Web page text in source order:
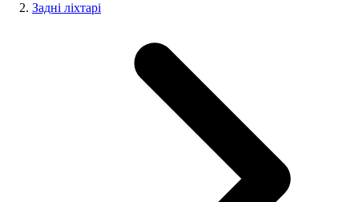
Задні ліхтарі